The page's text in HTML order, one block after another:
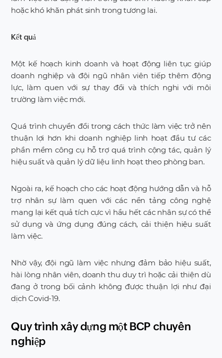
hoặc khó khăn phát sinh trong tương lai.
Kết quả
Một kế hoạch kinh doanh và hoạt động liên tục giúp
doanh nghiệp và đội ngũ nhân viên tiếp thêm động
lực, làm quen với sự thay đổi và thích nghi với môi
trường làm việc mới.
Quá trình chuyển đổi trong cách thức làm việc trở nên
thuận lợi hơn khi doanh nghiệp linh hoạt đầu tư các
phần mềm công cụ hỗ trợ quá trình cộng tác, quản lý
hiệu suất và quản lý dữ liệu linh hoạt theo phòng ban.
Ngoài ra, kế hoạch cho các hoạt động hướng dẫn và hỗ
trợ nhân sự làm quen với các nền tảng công nghệ
mang lại kết quả tích cực vì hầu hết các nhân sự có thể
sử dụng và ứng dụng đúng cách, cải thiện hiệu suất
làm việc.
Nhờ vậy, đội ngũ làm việc nhưng đảm bảo hiệu suất,
hài lòng nhân viên, doanh thu duy trì hoặc cải thiện dù
đang ở trong bối cảnh không được thuận lợi như đại
dịch Covid-19.
Quy trình xây dựng một BCP chuyên
nghiệp